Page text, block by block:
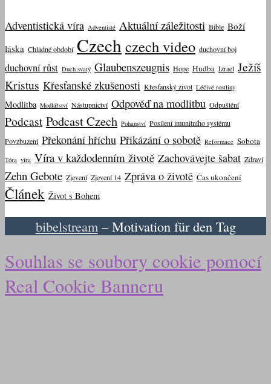
Adventistická víra Adventisté Aktuální záležitosti Bible Boží
láska Chladné období Czechczech video duchovní boj
duchovní růst Duch svatý Glaubenszeugnis Hope Hudba Izrael Ježíš
Kristus Křesťanské zkušenosti Křesťanský život Léčivé rostliny
Modlitba Modlářství Nástupnictví Odpověď na modlitbu Odpuštění
Podcast Podcast Czech Pohanství Posílení imunitního systému
Povzbuzení Překonání hříchu Přikázání o sobotě Reformace Sobota
Tóra víra Víra v každodenním životě Zachovávejte šabat Zdraví
Zehn Gebote Zjevení Zjevení 14 Zpráva o životě Čas ukončení
Článek Život s Bohem
bibelstream – Motivation für den Tag
Souhlas se soubory cookie pomocí
Real Cookie Banneru